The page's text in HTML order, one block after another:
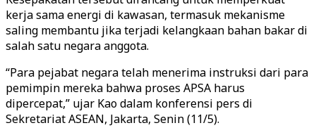
kerja sama energi di kawasan, termasuk mekanisme
saling membantu jika terjadi kelangkaan bahan bakar di
salah satu negara anggota.
“Para pejabat negara telah menerima instruksi dari para
pemimpin mereka bahwa proses APSA harus
dipercepat,” ujar Kao dalam konferensi pers di
Sekretariat ASEAN, Jakarta, Senin (11/5).